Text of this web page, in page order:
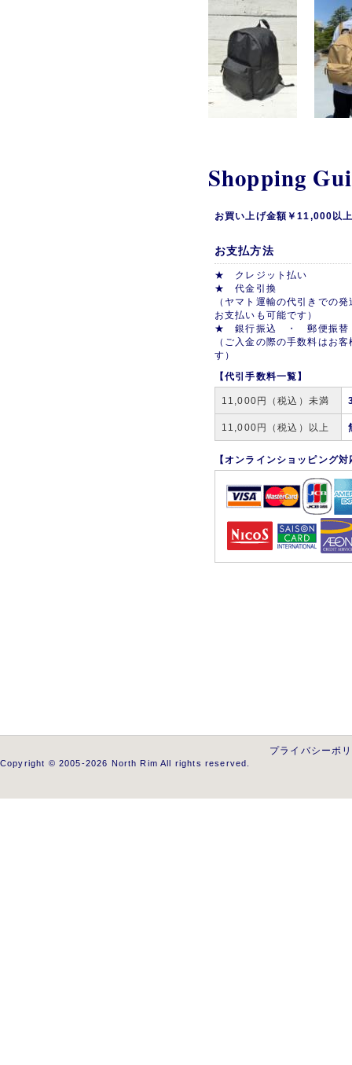
Shopping
お買い上げ金額￥11,000以
お支払方法
★ クレジット払い
★ 代金引換
（ヤマト運輸の代引きでの
お支払いも可能です）
★ 銀行振込 ・ 郵便振替
（ご入金の際の手数料はお
す）
【代引手数料一覧】
11,000円（税込）未満
11,000円（税込）以上
【オンラインショッピング
プライバシーポ
Copyright © 2005-2026 North Rim All rights reserved.